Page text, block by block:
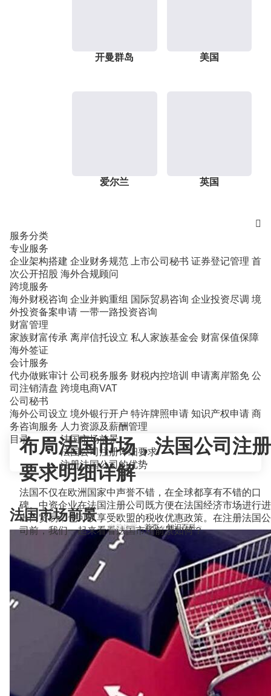
开曼群岛 美国
爱尔兰 英国

服务分类
专业服务
企业架构搭建 企业财务规范 上市公司秘书 证券登记管理 首
次公开招股 海外合规顾问
跨境服务
海外财税咨询 企业并购重组 国际贸易咨询 企业投资尽调 境
外投资备案申请 一带一路投资咨询
财富管理
家族财富传承 离岸信托设立 私人家族基金会 财富保值保障
海外签证
会计服务
代办做账审计 公司税务服务 财税内控培训 申请离岸豁免 公
司注销清盘 跨境电商VAT
公司秘书
海外公司设立 境外银行开户 特许牌照申请 知识产权申请 商
务咨询服务 人力资源及薪酬管理
当前位置：首页>知识百科>
布局法国市场，法国公司注册
要求明细详解
法国不仅在欧洲国家中声誉不错，在全球都享有不错的口
碑。中资企业在法国注册公司既方便在法国经济市场进行进
出口贸易，也可以享受欧盟的税收优惠政策。在注册法国公
司前，我们一起来看看法国市场前景如何？
目录
法国市场前景
法国公司注册详细要求
注册法国公司的优势
法国市场前景